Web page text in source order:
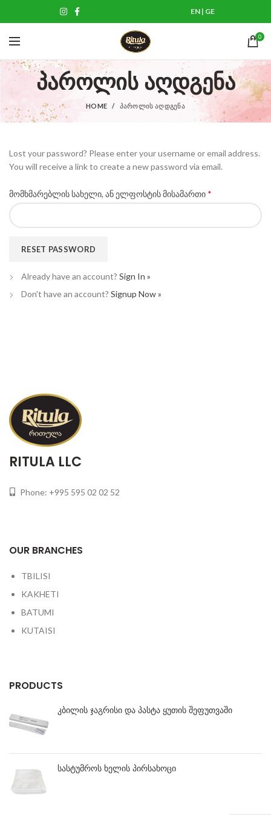
EN| GE
0
პაროლის აღდგენა
HOME ᲞᲐᲠᲝᲚᲘᲡ ᲐᲦᲓᲒᲔᲜᲐ
Lost your password? Please enter your username or email address.
You will receive a link to create a new password via email.
მომხმარებლის სახელი, ან ელფოსტის მისამართი *
Already have an account? Sign In »
Don't have an account? Signup Now »
RITULA LLC
Phone: +995 595 02 02 52
OUR BRANCHES
TBILISI
KAKHETI
BATUMI
KUTAISI
PRODUCTS
კბილის ჯაგრისი და პასტა ყუთის შეფუთვაში
სასტუმროს ხელის პირსახოცი